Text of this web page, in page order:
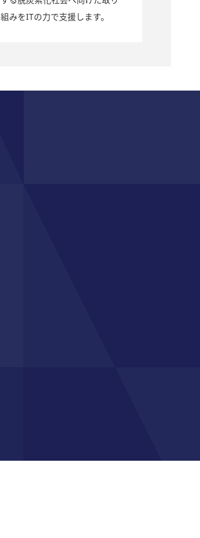
組みをITの力で支援します。